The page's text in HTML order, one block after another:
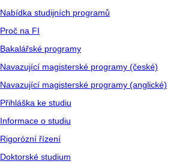
Nabídka studijních programů
Proč na FI
Bakalářské programy
Navazující magisterské programy (české)
Navazující magisterské programy (anglické)
Přihláška ke studiu
Informace o studiu
Rigorózní řízení
Doktorské studium